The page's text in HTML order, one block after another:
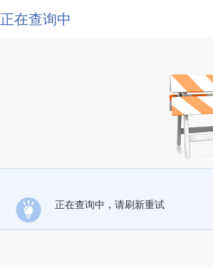
正在查询中
正在查询中，请刷新重试